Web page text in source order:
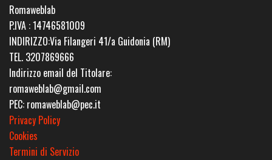
Romaweblab
P.IVA : 14746581009
INDIRIZZO:Via Filangeri 41/a Guidonia (RM)
TEL. 3207869666
Indirizzo email del Titolare:
romaweblab@gmail.com
PEC: romaweblab@pec.it
Privacy Policy
Cookies
Termini di Servizio